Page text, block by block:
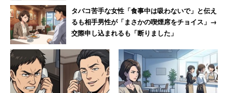
タバコ苦手な女性「食事中は吸わないで」と伝え
るも相手男性が「まさかの喫煙席をチョイス」→
交際申し込まれるも「断りました」